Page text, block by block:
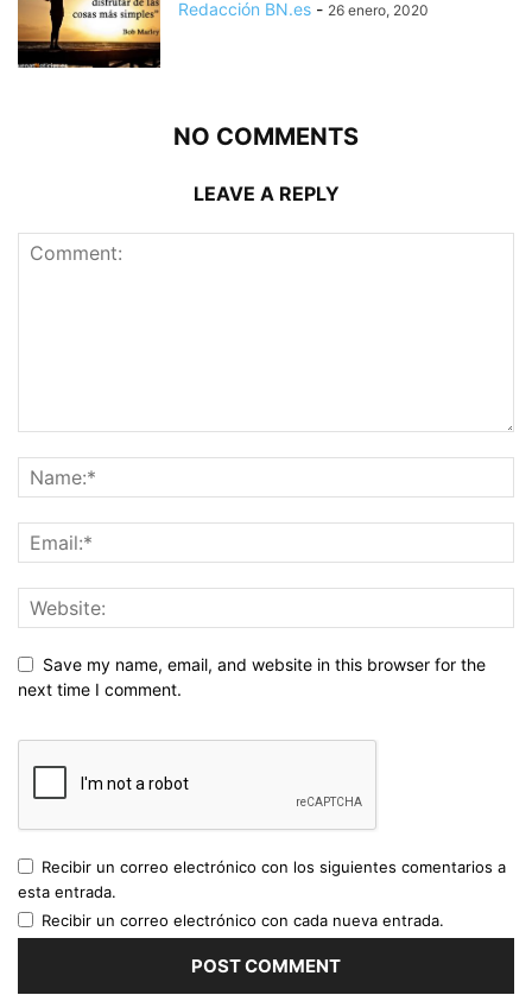
Redacción BN.es - 26 enero, 2020
NO COMMENTS
LEAVE A REPLY
Save my name, email, and website in this browser for the
next time I comment.
Recibir un correo electrónico con los siguientes comentarios a
esta entrada.
Recibir un correo electrónico con cada nueva entrada.